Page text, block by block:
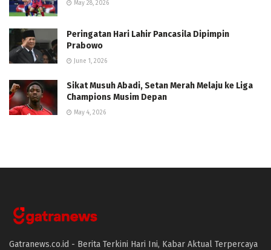
May 28, 2026
Peringatan Hari Lahir Pancasila Dipimpin
Prabowo
June 1, 2026
Sikat Musuh Abadi, Setan Merah Melaju ke Liga
Champions Musim Depan
May 4, 2026
Gatranews.co.id - Berita Terkini Hari Ini, Kabar Aktual Terpercaya